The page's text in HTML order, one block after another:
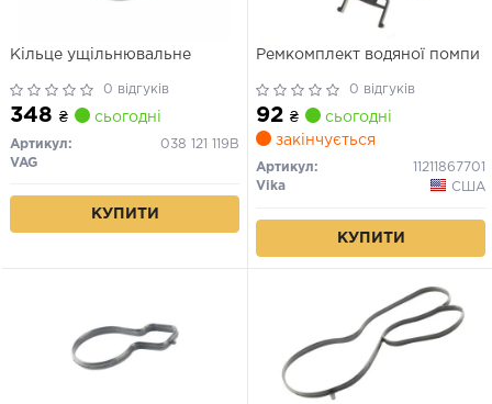
Кільце ущільнювальне
0 відгуків
348 ₴ сьогодні
Артикул:
038 121 119B
VAG
КУПИТИ
Ремкомплект водяної помпи
0 відгуків
92 ₴
сьогодні
закінчується
Артикул:
11211867701
Vika
США
КУПИТИ